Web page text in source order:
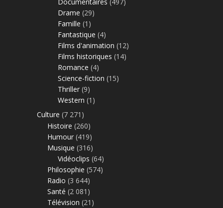
Documentaires (497)
Drame (29)
Famille (1)
Fantastique (4)
Films d'animation (12)
Films historiques (14)
Romance (4)
Science-fiction (15)
Thriller (9)
Western (1)
Culture (7 271)
Histoire (260)
Humour (419)
Musique (316)
Vidéoclips (64)
Philosophie (574)
Radio (3 644)
Santé (2 081)
Télévision (21)